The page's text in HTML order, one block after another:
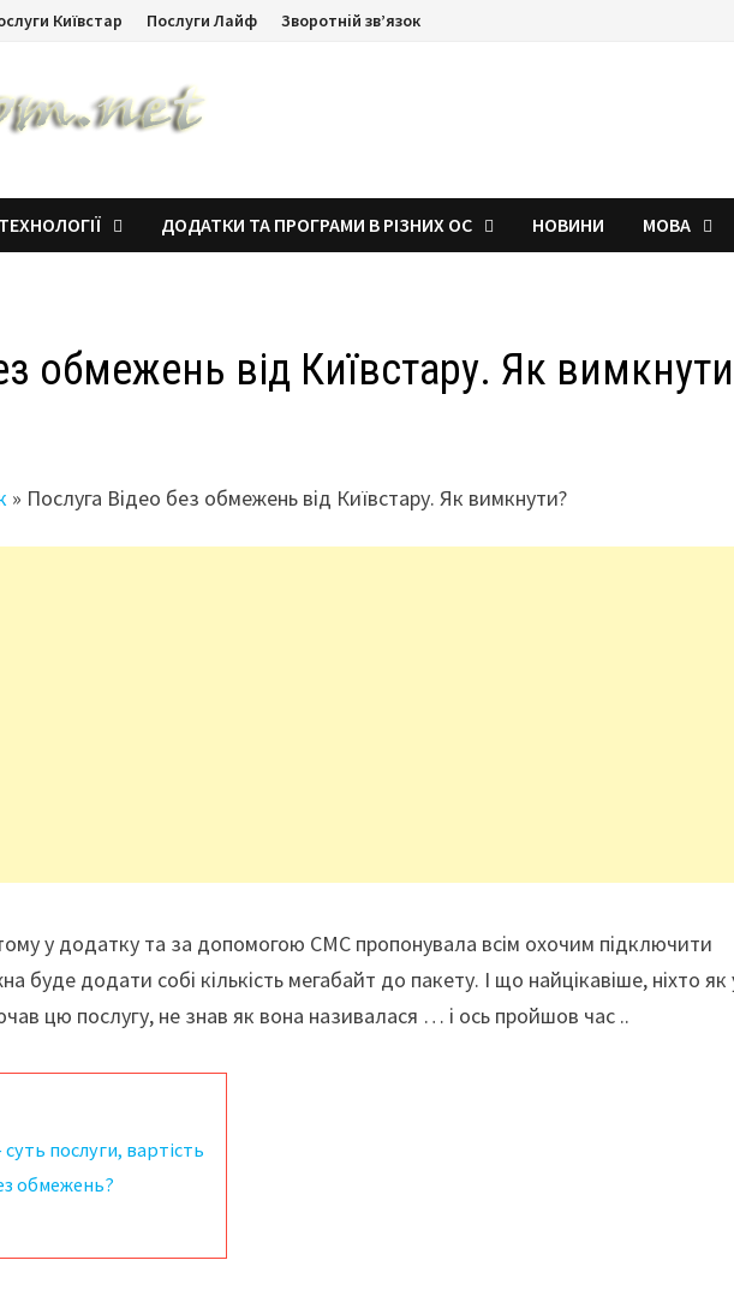
Київстар Послуги Лайф Зворотній зв’язок
ТЕХНОЛОГІЇ ДОДАТКИ ТА ПРОГРАМИ В РІЗНИХ ОС НОВИНИ МОВА
обмежень від Київстару. Як
» Послуга Відео без обмежень від Київстару. Як вимкнути?
у додатку та за допомогою СМС пропонувала всім охочим підключити
буде додати собі кількість мегабайт до пакету. І що найцікавіше, ніхто як
цю послугу, не знав як вона називалася … і ось пройшов час ..
послуги, вартість
обмежень?